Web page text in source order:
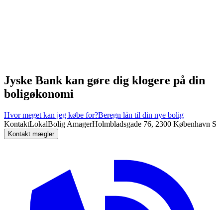
Jyske Bank kan gøre dig klogere på din
boligøkonomi
Hvor meget kan jeg købe for?Beregn lån til din nye bolig
KontaktLokalBolig AmagerHolmbladsgade 76, 2300 København S
Kontakt mægler